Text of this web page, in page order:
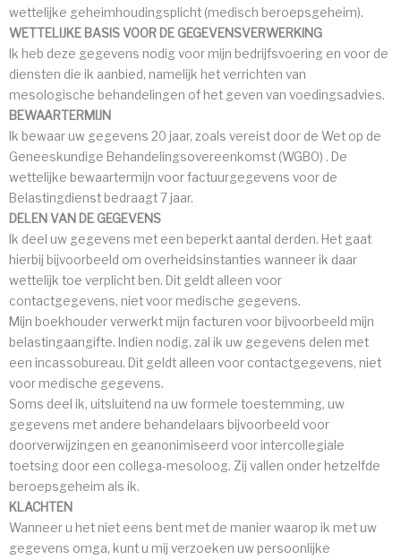
wettelijke geheimhoudingsplicht (medisch beroepsgeheim).
WETTELIJKE BASIS VOOR DE GEGEVENSVERWERKING
Ik heb deze gegevens nodig voor mijn bedrijfsvoering en voor de
diensten die ik aanbied, namelijk het verrichten van
mesologische behandelingen of het geven van voedingsadvies.
BEWAARTERMIJN
Ik bewaar uw gegevens 20 jaar, zoals vereist door de Wet op de
Geneeskundige Behandelingsovereenkomst (WGBO) . De
wettelijke bewaartermijn voor factuurgegevens voor de
Belastingdienst bedraagt 7 jaar.
DELEN VAN DE GEGEVENS
Ik deel uw gegevens met een beperkt aantal derden. Het gaat
hierbij bijvoorbeeld om overheidsinstanties wanneer ik daar
wettelijk toe verplicht ben. Dit geldt alleen voor
contactgegevens, niet voor medische gegevens.
Mijn boekhouder verwerkt mijn facturen voor bijvoorbeeld mijn
belastingaangifte. Indien nodig, zal ik uw gegevens delen met
een incassobureau. Dit geldt alleen voor contactgegevens, niet
voor medische gegevens.
Soms deel ik, uitsluitend na uw formele toestemming, uw
gegevens met andere behandelaars bijvoorbeeld voor
doorverwijzingen en geanonimiseerd voor intercollegiale
toetsing door een collega-mesoloog. Zij vallen onder hetzelfde
beroepsgeheim als ik.
KLACHTEN
Wanneer u het niet eens bent met de manier waarop ik met uw
gegevens omga, kunt u mij verzoeken uw persoonlijke